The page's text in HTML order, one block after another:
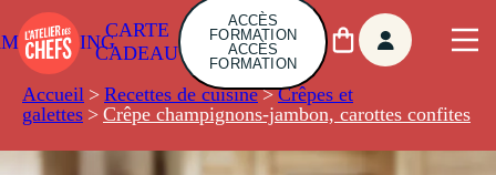
CARTE
CADEAU
ACCÈS
FORMATION
ACCÈS
FORMATION
Accueil > Recettes de cuisine > Crêpes et
galettes > Crêpe champignons-jambon, carottes confites